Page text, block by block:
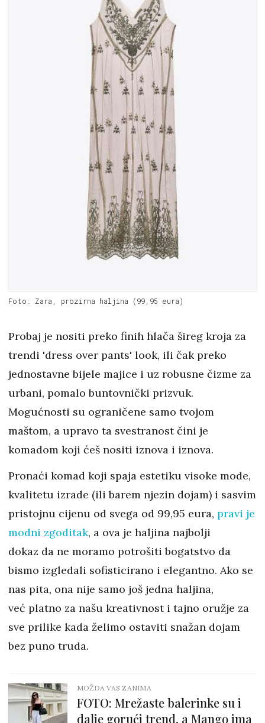
Foto: Zara, prozirna haljina (99,95 eura)
Probaj je nositi preko finih hlača šireg kroja za
trendi 'dress over pants' look, ili čak preko
jednostavne bijele majice i uz robusne čizme za
urbani, pomalo buntovnički prizvuk.
Mogućnosti su ograničene samo tvojom
maštom, a upravo ta svestranost čini je
komadom koji ćeš nositi iznova i iznova.
Pronaći komad koji spaja estetiku visoke mode,
kvalitetu izrade (ili barem njezin dojam) i sasvim
pristojnu cijenu od svega od 99,95 eura, pravi je
modni zgoditak, a ova je haljina najbolji
dokaz da ne moramo potrošiti bogatstvo da
bismo izgledali sofisticirano i elegantno. Ako se
nas pita, ona nije samo još jedna haljina,
već platno za našu kreativnost i tajno oružje za
sve prilike kada želimo ostaviti snažan dojam
bez puno truda.
MOŽDA VAS ZANIMA
FOTO: Mrežaste balerinke su i
dalje gorući trend, a Mango ima